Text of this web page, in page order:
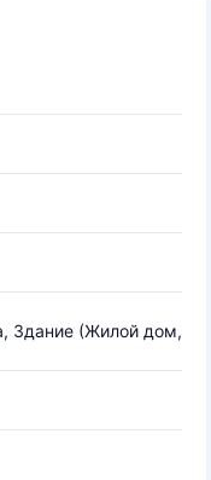
Здание (Жилой дом,